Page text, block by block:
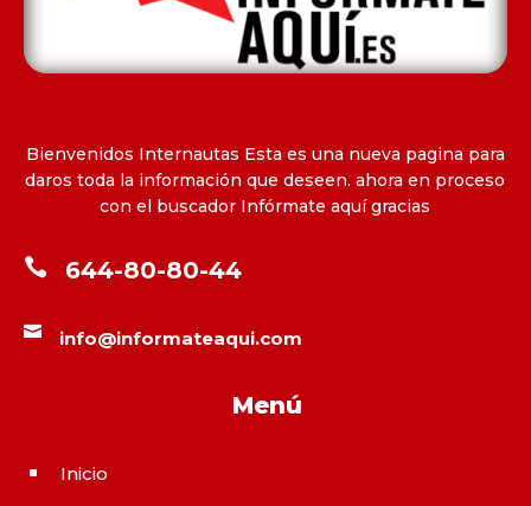
Bienvenidos Internautas Esta es una nueva pagina para
daros toda la información que deseen. ahora en proceso
con el buscador Infórmate aquí gracias
 644-80-80-44
 info@informateaqui.com
Menú
^ Inicio